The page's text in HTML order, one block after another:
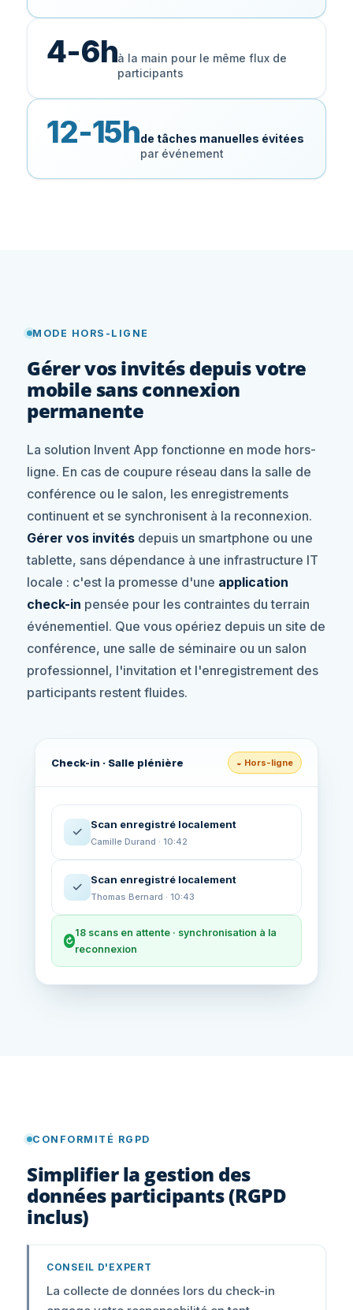
4-6hà la main pour le même flux de
participants
12-15hde tâches manuelles évitées
par événement
MODE HORS-LIGNE
Gérer vos invités depuis votre
mobile sans connexion
permanente
La solution Invent App fonctionne en mode hors-
ligne. En cas de coupure réseau dans la salle de
conférence ou le salon, les enregistrements
continuent et se synchronisent à la reconnexion.
Gérer vos invités depuis un smartphone ou une
tablette, sans dépendance à une infrastructure IT
locale : c'est la promesse d'une application
check-in pensée pour les contraintes du terrain
événementiel. Que vous opériez depuis un site de
conférence, une salle de séminaire ou un salon
professionnel, l'invitation et l'enregistrement des
participants restent fluides.
Check-in · Salle plénière ◒ Hors-ligne
✓ Scan enregistré localement
Camille Durand · 10:42
✓ Scan enregistré localement
Thomas Bernard · 10:43
↻
18 scans en attente · synchronisation à la
reconnexion
CONFORMITÉ RGPD
Simplifier la gestion des
données participants (RGPD
inclus)
CONSEIL D'EXPERT
La collecte de données lors du check-in